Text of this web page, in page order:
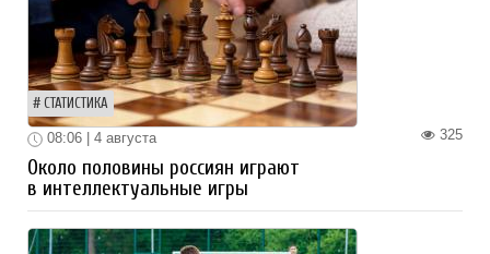
СТАТИСТИКА
325
08:06 | 4 августа
Около половины россиян играют
в интеллектуальные игры